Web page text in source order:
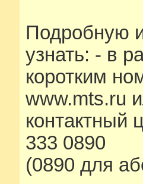
Подробную
узнать: - в
коротким
www.mts.ru
контактный
333 0890
(0890 для